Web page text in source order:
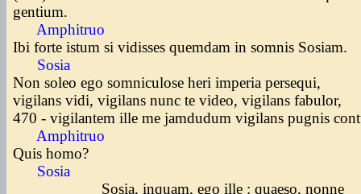
gentium.
Amphitruo
Ibi forte istum si vidisses quemdam in somnis Sosiam.
Sosia
Non soleo ego somniculose heri imperia persequi,
vigilans vidi, vigilans nunc te video, vigilans fabulor,
470 - vigilantem ille me jamdudum vigilans pugnis
Amphitruo
Quis homo?
Sosia
Sosia, inquam, ego ille : quaeso, nonne